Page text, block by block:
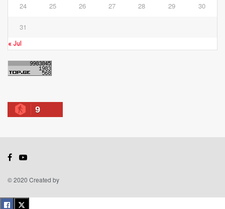
24 25 26 27 28 29 30
31
« Jul
9
© 2020 Created by